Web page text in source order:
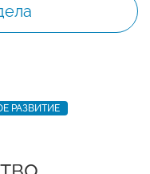
РАЗВИТИЕ